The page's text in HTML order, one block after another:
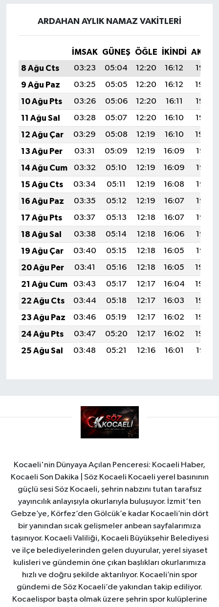
ARDAHAN AYLIK NAMAZ VAKITLERI
İMSAK GÜNEŞ ÖĞLE İKINDI
8 Ağu Cts
03:23 05:04 12:20 16:12
19:25
9 Ağu Paz
03:25 05:05 12:20 16:12
19:24
10 Ağu Pts
03:26 05:06 12:20 16:11
19:23
11 Ağu Sal
03:28 05:07 12:20 16:10
19:22
12 Ağu Çar
03:29 05:08 12:19 16:10
19:20
13 Ağu Per
03:31 05:09 12:19 16:09
19:19
14 Ağu Cum
03:32 05:10 12:19 16:09
19:18
15 Ağu Cts
03:34 05:11 12:19 16:08
19:16
16 Ağu Paz
03:35 05:12 12:19 16:07
19:15
17 Ağu Pts
03:37 05:13 12:18 16:07
19:13
18 Ağu Sal
03:38 05:14 12:18 16:06
19:12
19 Ağu Çar
03:40 05:15 12:18 16:05
19:10
20 Ağu Per
03:41 05:16 12:18 16:05
19:09
21 Ağu Cum
03:43 05:17 12:17 16:04
19:08
22 Ağu Cts
03:44 05:18 12:17 16:03
19:06
23 Ağu Paz
03:46 05:19 12:17 16:02
19:05
24 Ağu Pts
03:47 05:20 12:17 16:02
19:03
25 Ağu Sal
03:48 05:21 12:16 16:01 19:01
Kocaeli'nin Dünyaya Açılan Penceresi: Kocaeli Haber,
Kocaeli Son Dakika | Söz Kocaeli Kocaeli yerel basınının
güçlü sesi Söz Kocaeli, şehrin nabzını tutan tarafsız
yayıncılık anlayışıyla okurlarıyla buluşuyor. İzmit’ten
Gebze’ye, Körfez’den Gölcük’e kadar Kocaeli’nin dört
bir yanından sıcak gelişmeler anbean sayfalarımıza
taşınıyor. Kocaeli Valiliği, Kocaeli Büyükşehir Belediyesi
ve ilçe belediyelerinden gelen duyurular, yerel siyaset
kulisleri ve gündemin öne çıkan başlıkları okurlarımıza
hızlı ve doğru şekilde aktarılıyor. Kocaeli’nin spor
gündemi de Söz Kocaeli’de yakından takip ediliyor.
Kocaelispor başta olmak üzere şehrin spor kulüplerine